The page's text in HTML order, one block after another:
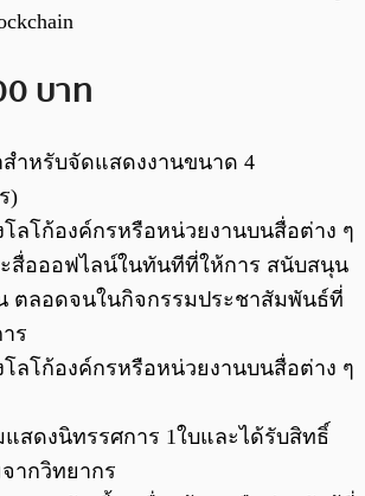
บาท
สําหรับจัดแสดงงานขนาด 4
)
ลโก้องค์กรหรือหน่วยงานบนสื่อต่าง ๆ
สื่อออฟไลน์ในทันทีที่ให้การ สนับสนุน
ตลอดจนในกิจกรรมประชาสัมพันธ์ที่
ร
ลโก้องค์กรหรือหน่วยงานบนสื่อต่าง ๆ
สดงนิทรรศการ 1ใบและได้รับสิทธิ์
ากวิทยากร